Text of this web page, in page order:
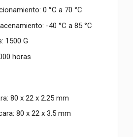
0 °C a 70 °C
-40 °C a 85 °C
1500 G
horas
80 x 22 x 2.25 mm
80 x 22 x 3.5 mm